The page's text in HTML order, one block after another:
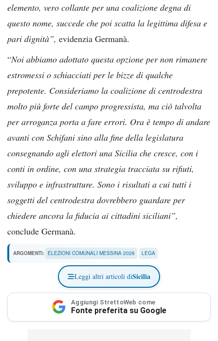
elemento, vero collante per una coalizione degna di
questo nome, succede che poi scatta la legittima difesa e
pari dignità”, evidenzia Germanà.
“Noi abbiamo adottato questa opzione per non rimanere
estromessi o schiacciati per le bizze di qualche
prepotente. Consideriamo la coalizione di centrodestra
molto più forte del campo progressista, ma ciò talvolta
per arroganza porta a fare errori. Ora è tempo di andare
avanti con Schifani sino alla fine della legislatura
consegnando agli elettori una Sicilia che cresce, con i
conti in ordine, con una strategia tracciata su rifiuti,
sviluppo e infrastrutture. Sono i risultati a cui tutti i
soggetti del centrodestra dovrebbero guardare per
chiedere ancora la fiducia ai cittadini siciliani”,
conclude Germanà.
ARGOMENTI: ELEZIONI COMUNALI MESSINA 2026 LEGA
Leggi altri articoli diSicilia
Aggiungi StrettoWeb come
Fonte preferita su Google